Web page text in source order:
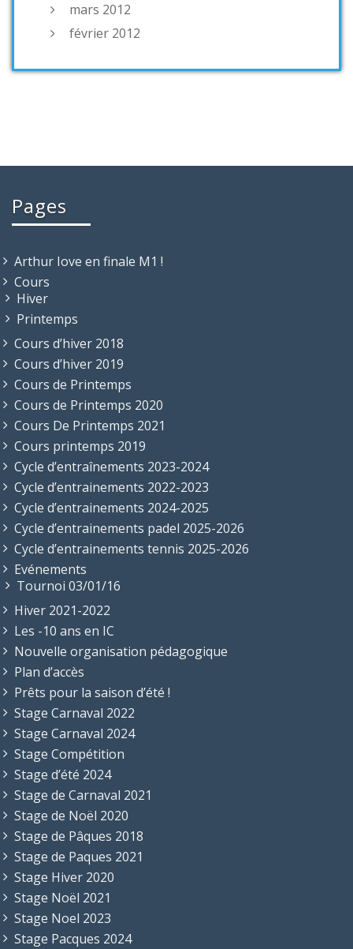
mars 2012
février 2012
Pages
Arthur Iove en finale M1 !
Cours
Hiver
Printemps
Cours d’hiver 2018
Cours d’hiver 2019
Cours de Printemps
Cours de Printemps 2020
Cours De Printemps 2021
Cours printemps 2019
Cycle d’entraînements 2023-2024
Cycle d’entrainements 2022-2023
Cycle d’entrainements 2024-2025
Cycle d’entrainements padel 2025-2026
Cycle d’entrainements tennis 2025-2026
Evénements
Tournoi 03/01/16
Hiver 2021-2022
Les -10 ans en IC
Nouvelle organisation pédagogique
Plan d’accès
Prêts pour la saison d’été !
Stage Carnaval 2022
Stage Carnaval 2024
Stage Compétition
Stage d’été 2024
Stage de Carnaval 2021
Stage de Noël 2020
Stage de Pâques 2018
Stage de Paques 2021
Stage Hiver 2020
Stage Noël 2021
Stage Noel 2023
Stage Pacques 2024